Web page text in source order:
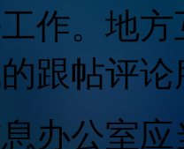
作。地
跟帖评
办公室